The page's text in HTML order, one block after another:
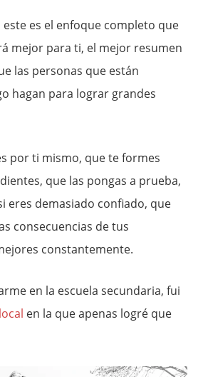
este es el enfoque completo que
mejor para ti, el mejor resumen
las personas que están
hagan para lograr grandes
por ti mismo, que te formes
que las pongas a prueba,
eres demasiado confiado, que
consecuencias de tus
constantemente.
en la escuela secundaria, fui
en la que apenas logré que